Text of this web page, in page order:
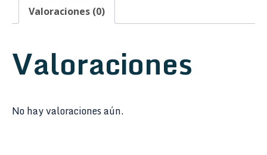
Valoraciones (0)
Valoraciones
No hay valoraciones aún.